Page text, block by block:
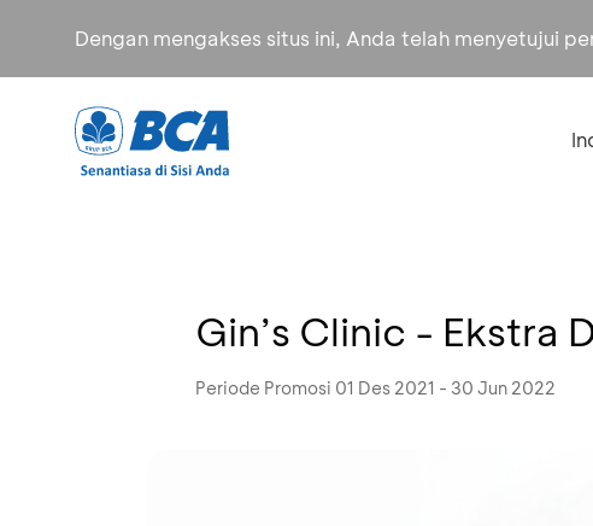
Dengan mengakses situs ini, Anda telah menyetujui
Gin’s Clinic - Ekstra
Periode Promosi 01 Des 2021 - 30 Jun 2022